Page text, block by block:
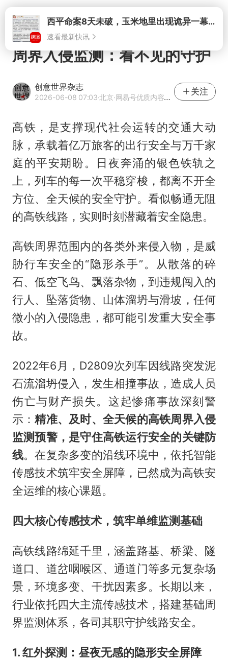
打开西平命案8天未破，玉米地里出现诡异一幕，我突然想起了欧金中
速看最新快讯
周界入侵监测：看不见的守护
创意世界杂志
2026-06-08 07:03·北京·网易号优质内容创作者
关注
高铁，是支撑现代社会运转的交通大动
脉，承载着亿万旅客的出行安全与万千家
庭的平安期盼。日夜奔涌的银色铁轨之
上，列车的每一次平稳穿梭，都离不开全
方位、全天候的安全守护。看似畅通无阻
的高铁线路，实则时刻潜藏着安全隐患。
高铁周界范围内的各类外来侵入物，是威
胁行车安全的“隐形杀手”。从散落的碎
石、低空飞鸟、飘落杂物，到违规闯入的
行人、坠落货物、山体溜坍与滑坡，任何
微小的入侵隐患，都可能引发重大安全事
故。
2022年6月，D2809次列车因线路突发泥
石流溜坍侵入，发生相撞事故，造成人员
伤亡与财产损失。这起惨痛事故深刻警
示：精准、及时、全天候的高铁周界入侵
监测预警，是守住高铁运行安全的关键防
线。在复杂多变的沿线环境中，依托智能
传感技术筑牢安全屏障，已然成为高铁安
全运维的核心课题。
四大核心传感技术，筑牢单维监测基础
高铁线路绵延千里，涵盖路基、桥梁、隧
道口、道岔咽喉区、通道门等多元复杂场
景，环境多变、干扰因素多。长期以来，
行业依托四大主流传感技术，搭建基础周
界监测体系，各司其职守护线路安全。
1. 红外探测：昼夜无感的隐形安全屏障